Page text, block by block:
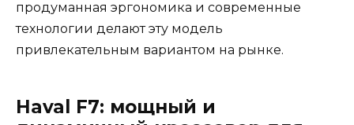
продуманная эргономика и современные
технологии делают эту модель
привлекательным вариантом на рынке.
Haval F7: мощный и